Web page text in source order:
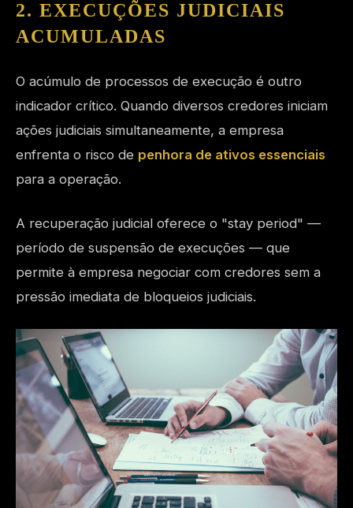
2. EXECUÇÕES JUDICIAIS
ACUMULADAS
O acúmulo de processos de execução é outro
indicador crítico. Quando diversos credores iniciam
ações judiciais simultaneamente, a empresa
enfrenta o risco de penhora de ativos essenciais
para a operação.
A recuperação judicial oferece o "stay period" —
período de suspensão de execuções — que
permite à empresa negociar com credores sem a
pressão imediata de bloqueios judiciais.